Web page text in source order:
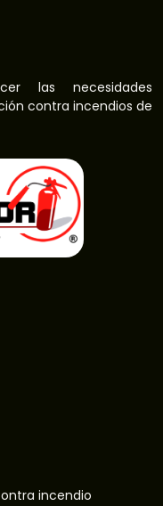
las necesidades
contra incendios de
incendio